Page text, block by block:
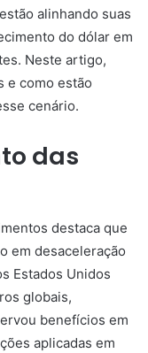
alinhando suas
do dólar em
Neste artigo,
e como estão
cenário.
das
destaca que
em desaceleração
Estados Unidos
globais,
benefícios em
aplicadas em